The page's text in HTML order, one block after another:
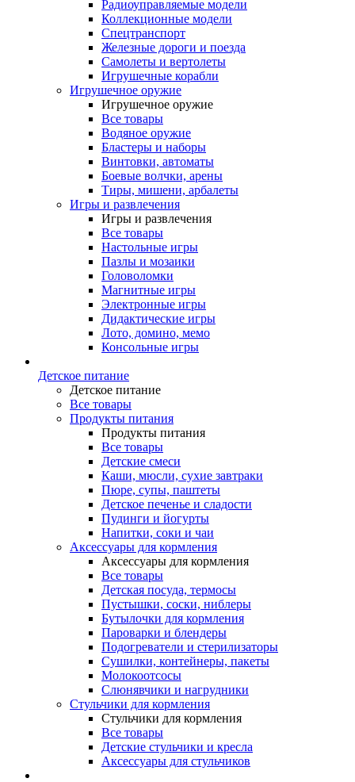
Радиоуправляемые модели
Коллекционные модели
Спецтранспорт
Железные дороги и поезда
Самолеты и вертолеты
Игрушечные корабли
Игрушечное оружие
Игрушечное оружие
Все товары
Водяное оружие
Бластеры и наборы
Винтовки, автоматы
Боевые волчки, арены
Тиры, мишени, арбалеты
Игры и развлечения
Игры и развлечения
Все товары
Настольные игры
Пазлы и мозаики
Головоломки
Магнитные игры
Электронные игры
Дидактические игры
Лото, домино, мемо
Консольные игры
Детское питание
Детское питание
Все товары
Продукты питания
Продукты питания
Все товары
Детские смеси
Каши, мюсли, сухие завтраки
Пюре, супы, паштеты
Детское печенье и сладости
Пудинги и йогурты
Напитки, соки и чаи
Аксессуары для кормления
Аксессуары для кормления
Все товары
Детская посуда, термосы
Пустышки, соски, ниблеры
Бутылочки для кормления
Пароварки и блендеры
Подогреватели и стерилизаторы
Сушилки, контейнеры, пакеты
Молокоотсосы
Слюнявчики и нагрудники
Стульчики для кормления
Стульчики для кормления
Все товары
Детские стульчики и кресла
Аксессуары для стульчиков